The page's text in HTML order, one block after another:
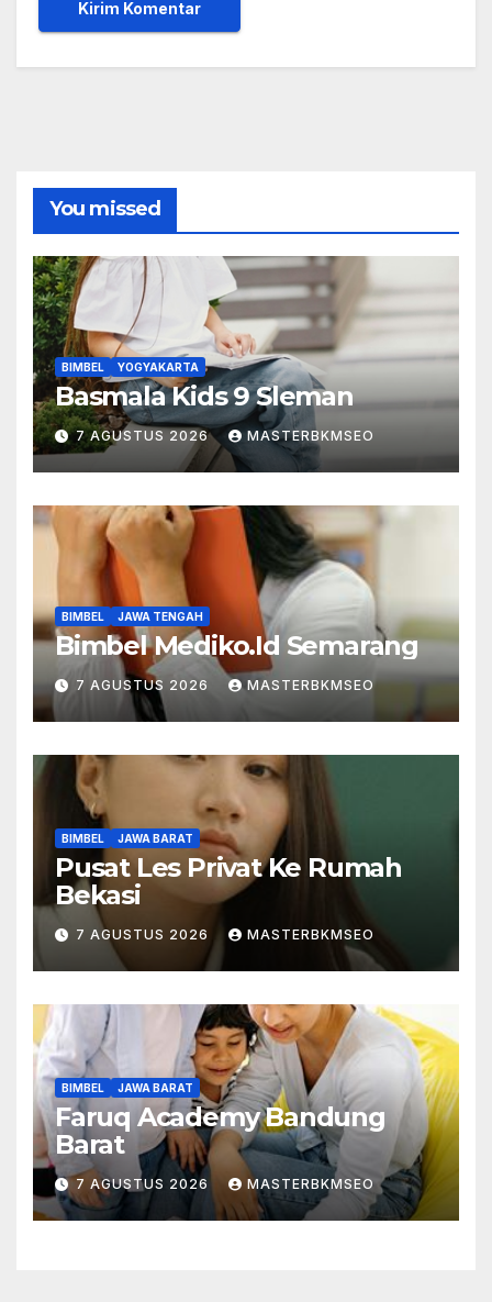
You missed
BIMBEL YOGYAKARTA
Basmala Kids 9 Sleman
7 AGUSTUS 2026 MASTERBKMSEO
BIMBEL JAWA TENGAH
Bimbel Mediko.Id Semarang
7 AGUSTUS 2026 MASTERBKMSEO
BIMBEL JAWA BARAT
Pusat Les Privat Ke Rumah
Bekasi
7 AGUSTUS 2026 MASTERBKMSEO
BIMBEL JAWA BARAT
Faruq Academy Bandung
Barat
7 AGUSTUS 2026 MASTERBKMSEO